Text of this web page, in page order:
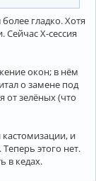
гладко. Хотя
X-сессия
окон; в нём
о замене под
от зелёных (что
и
этого нет.
в кедах.